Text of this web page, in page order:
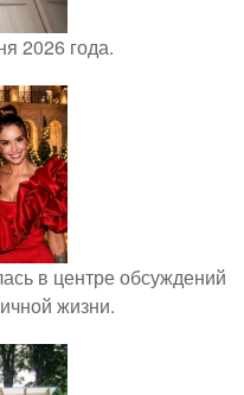
2026 года.
в центре обсуждений
жизни.